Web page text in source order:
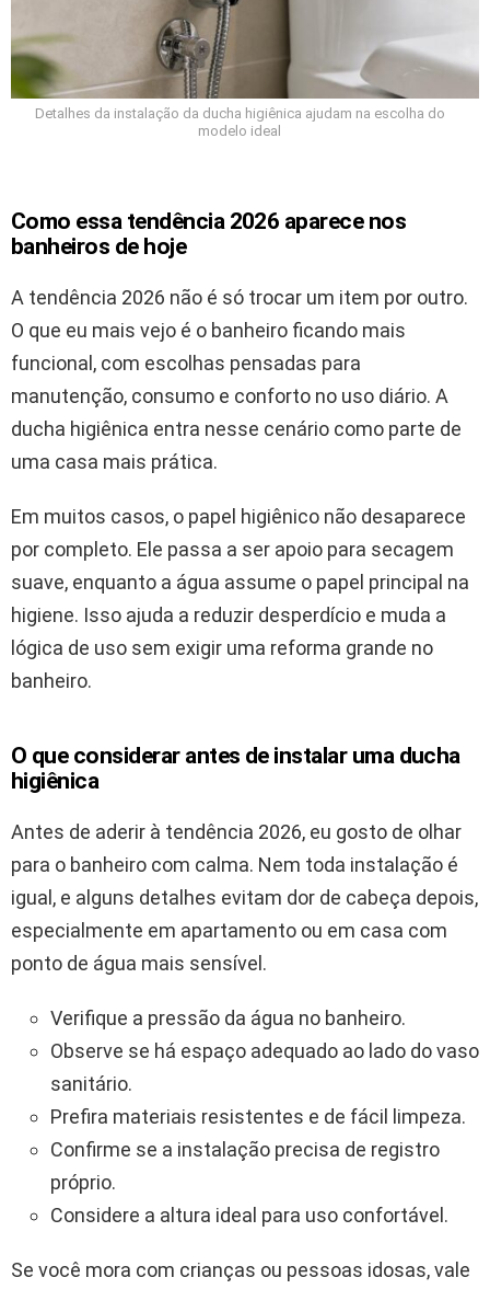
Detalhes da instalação da ducha higiênica ajudam na escolha do
modelo ideal
Como essa tendência 2026 aparece nos
banheiros de hoje
A tendência 2026 não é só trocar um item por outro.
O que eu mais vejo é o banheiro ficando mais
funcional, com escolhas pensadas para
manutenção, consumo e conforto no uso diário. A
ducha higiênica entra nesse cenário como parte de
uma casa mais prática.
Em muitos casos, o papel higiênico não desaparece
por completo. Ele passa a ser apoio para secagem
suave, enquanto a água assume o papel principal na
higiene. Isso ajuda a reduzir desperdício e muda a
lógica de uso sem exigir uma reforma grande no
banheiro.
O que considerar antes de instalar uma ducha
higiênica
Antes de aderir à tendência 2026, eu gosto de olhar
para o banheiro com calma. Nem toda instalação é
igual, e alguns detalhes evitam dor de cabeça depois,
especialmente em apartamento ou em casa com
ponto de água mais sensível.
Verifique a pressão da água no banheiro.
Observe se há espaço adequado ao lado do vaso
sanitário.
Prefira materiais resistentes e de fácil limpeza.
Confirme se a instalação precisa de registro
próprio.
Considere a altura ideal para uso confortável.
Se você mora com crianças ou pessoas idosas, vale